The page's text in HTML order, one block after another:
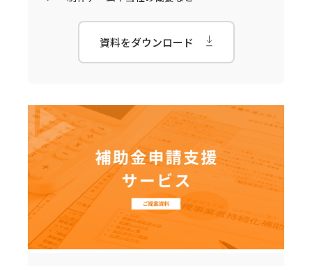
資料をダウンロード